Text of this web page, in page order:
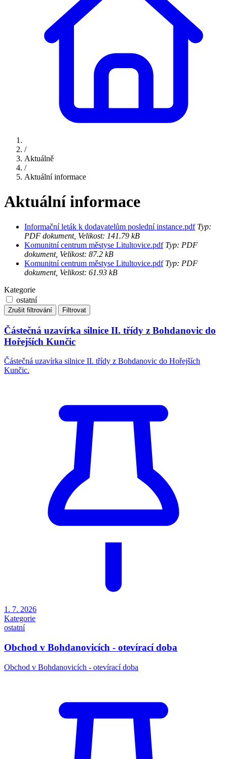
/
Aktuálně
/
Aktuální informace
Aktuální informace
Informační leták k dodavatelům poslední instance.pdfTyp:
PDF dokument, Velikost: 141.79 kB
Komunitní centrum městyse Litultovice.pdfTyp: PDF
dokument, Velikost: 87.2 kB
Komunitní centrum městyse Litultovice.pdfTyp: PDF
dokument, Velikost: 61.93 kB
Kategorie
ostatní
Zrušit filtrování Filtrovat
Částečná uzavírka silnice II. třídy z Bohdanovic do
Hořejších Kunčic
Částečná uzavírka silnice II. třídy z Bohdanovic do Hořejších
Kunčic.
1. 7. 2026
Kategorie
ostatní
Obchod v Bohdanovicích - otevírací doba
Obchod v Bohdanovicích - otevírací doba